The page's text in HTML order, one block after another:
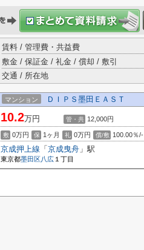
賃料 / 管理費・共益費
敷金 / 保証金 / 礼金 / 償却 / 敷引
交通 / 所在地
マンション ＤＩＰＳ墨田ＥＡＳＴ
10.2万円 管・共 12,000円
敷 0万円 保 1ヶ月 礼 0万円 償/敷 100.00％/-
京成押上線 「 京成曳舟 」駅
東京都墨田区八広 １丁目